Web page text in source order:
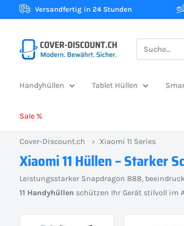
Direkt
zum
Versandfertig in 24 Stunden
Cover-
Discount.ch:
Onlineshop
der
Schweiz
für
Schutzhüllen
Handyhüllen Tablet Hüllen
Sale %
Cover-Discount.ch › Xiaomi 11 Series
Xiaomi 11 Hüllen – Starker
Leistungsstarker Snapdragon 888,
11 Handyhüllen schützen Ihr Gerät stilvoll im